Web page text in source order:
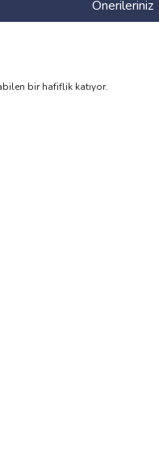
Önerileriniz
bir hafiflik katıyor.